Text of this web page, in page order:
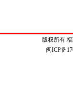
版权所有:
闽ICP备